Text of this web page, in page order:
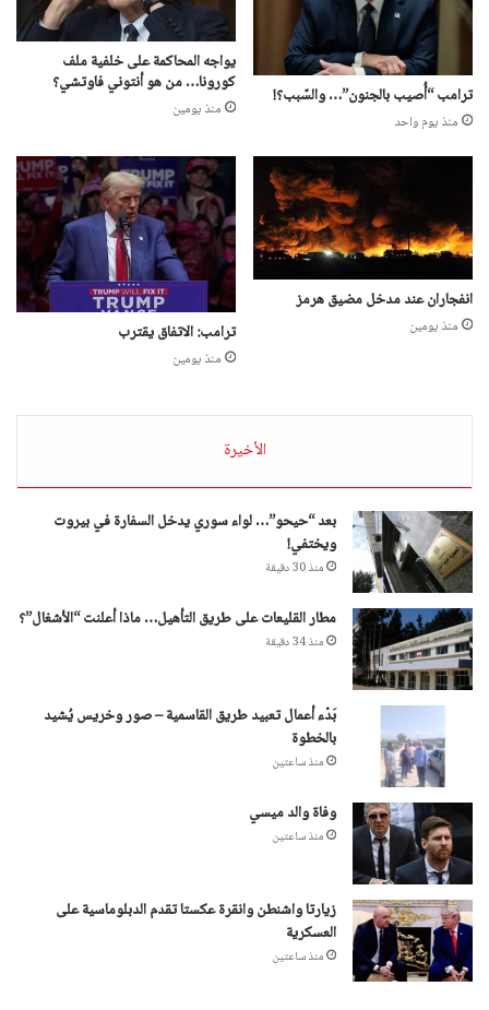
ترامب “أُصيب بالجنون”… والسّبب؟!
منذ يوم واحد
يواجه المحاكمة على خلفية ملف
كورونا… من هو أنتوني فاوتشي؟
منذ يومين
انفجاران عند مدخل مضيق هرمز
منذ يومين ترامب: الاتفاق يقترب
منذ يومين
الأخيرة
بعد “حيحو”… لواء سوري يدخل السفارة في بيروت
ويختفي!
منذ 30 دقيقة
مطار القليعات على طريق التأهيل… ماذا أعلنت “الأشغال”؟
منذ 34 دقيقة
بَدْء أعمال تعبيد طريق القاسمية – صور وخريس يُشيد
بالخطوة
منذ ساعتين
وفاة والد ميسي
منذ ساعتين
زيارتا واشنطن وانقرة عكستا تقدم الدبلوماسية على
العسكرية
منذ ساعتين